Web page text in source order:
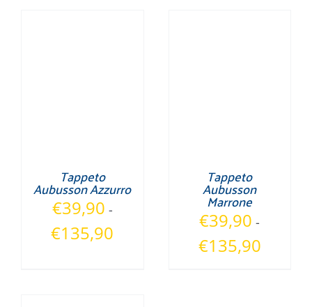
Tappeto
Aubusson Azzurro
€39,90 -
€135,90
Tappeto
Aubusson
Marrone
€39,90 -
€135,90Fascia